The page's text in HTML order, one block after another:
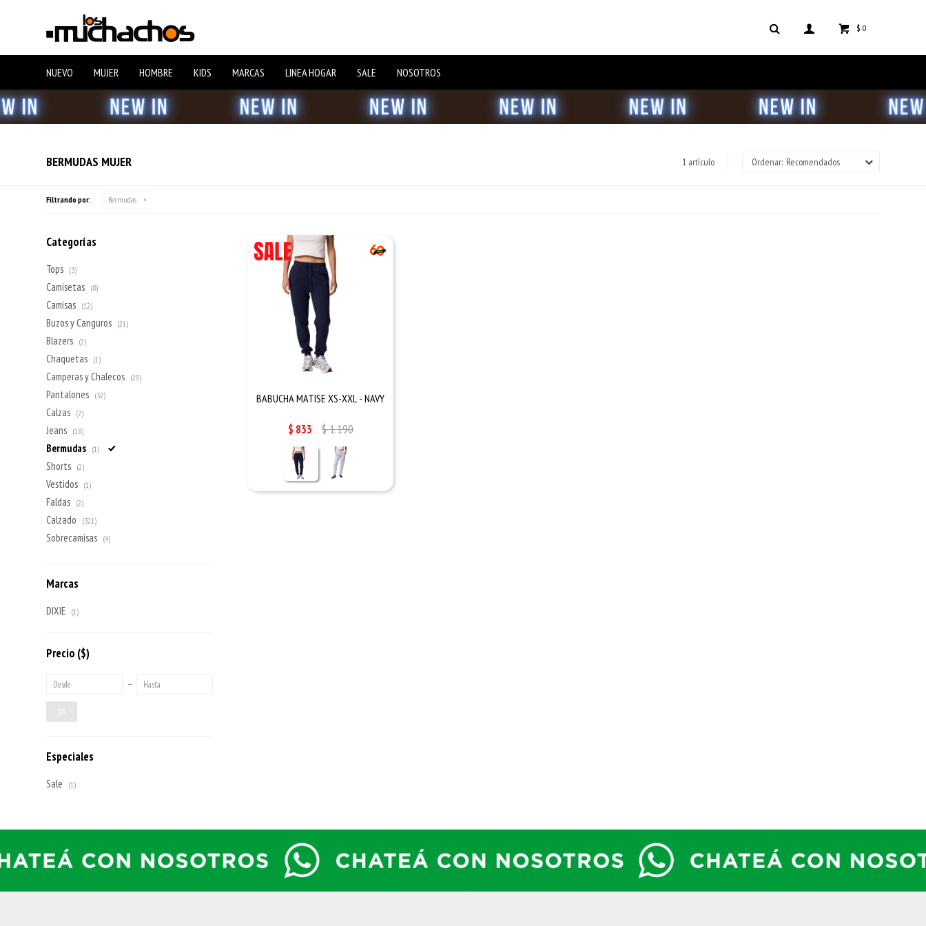
NUEVO MUJER HOMBRE KIDS MARCAS LINEA HOGAR SALE NOSOTROS
$ 0
BERMUDAS MUJER 1 artículo Recomendados
Filtrando por: Bermudas
BABUCHA MATISE XS-XXL - NAVY
$ 833 $1.190
Categorías
Tops (3)
Camisetas (8)
Camisas (12)
Buzos y Canguros (21)
Blazers (2)
Chaquetas (1)
Camperas y Chalecos (29)
Pantalones (32)
Calzas (7)
Jeans (18)
Bermudas (1)
Shorts (2)
Vestidos (1)
Faldas (2)
Calzado (321)
Sobrecamisas (4)
Marcas
DIXIE (1)
Precio ($)
OK
Especiales
Sale (1)